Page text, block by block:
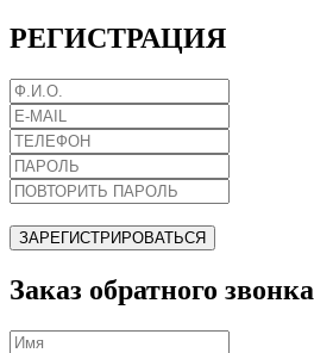
РЕГИСТРАЦИЯ
ЗАРЕГИСТРИРОВАТЬСЯ
Заказ обратного звонка